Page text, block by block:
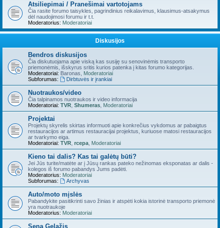
Atsiliepimai / Pranešimai vartotojams
Čia rasite forumo taisykles, pagrindinius reikalavimus, klausimus-atsakymus
dėl naudojimosi forumu ir t.t.
Moderatorius: Moderatoriai
Diskusijos
Bendros diskusijos
Čia diskutuojama apie viską kas susiję su senovinėmis transporto
priemonėmis, išskyrus sritis kurios patenka į kitas forumo kategorijas.
Moderatoriai: Baronas
Moderatoriai
Subforumas:
Dirbtuvės ir įrankiai
Nuotraukos/video
Čia talpinamos nuotraukos ir video informacija
Moderatoriai: TVR Shumeras Moderatoriai
Projektai
Projektų skyrelis skirtas informuoti apie konkrečius vykdomus ar pabaigtus
restauracijos ar artimus restauracijai projektus, kuriuose matosi restauracijos
ar tvarkymo eiga.
Moderatoriai: TVR rcepa Moderatoriai
Kieno tai dalis? Kas tai galėtų būti?
Jei Jūs turite/matėte ar į Jūsų rankas pateko nežinomas eksponatas ar dalis -
kolegos iš forumo pabandys Jums padėti.
Moderatorius: Moderatoriai
Subforumas:
Archyvas
Auto/moto mįslės
Pabandykite pasitikrinti savo žinias ir atspėti kokia istorinė transporto priemonė
yra nuotraukoje
Moderatorius: Moderatoriai
Sena Gelažis